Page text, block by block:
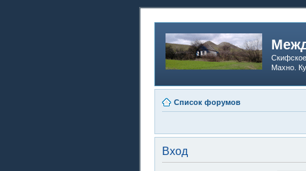
Махно.
Список форумов
Вход